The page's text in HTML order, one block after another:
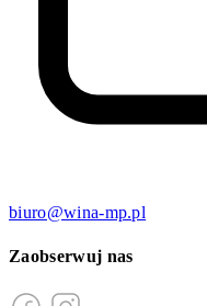
biuro@wina-mp.pl
Zaobserwuj nas